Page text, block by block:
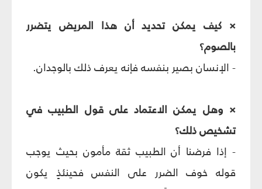
× كيف يمكن تحديد أن هذا المريض يتضرر
بالصوم؟
- الإنسان بصير بنفسه فإنه يعرف ذلك بالوجدان.
× وهل يمكن الاعتماد على قول الطبيب في
تشخيص ذلك؟
- إذا فرضنا أن الطبيب ثقة مأمون بحيث يوجب
قوله خوف الضرر على النفس فحينئذٍ يكون